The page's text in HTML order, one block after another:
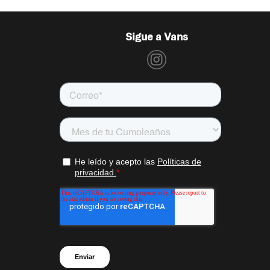
adicionales referentes al estado
este debe estar nuevo, con todas
al momento de realizar la solicitud
caso de ser calzado).
Sigue a Vans